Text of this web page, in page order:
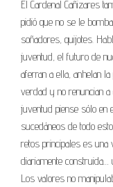
El Cardenal Cañizares
pidió que no se le
soñadores, quijotes.
juventud, el futuro de
aferran a ella, anhelan
verdad y no renuncian
juventud piense sólo
sucedáneos de todo
retos principales es una
diariamente construida…
Los valores no